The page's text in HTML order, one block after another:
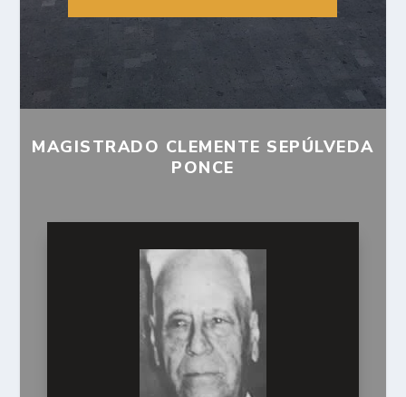
MAGISTRADO CLEMENTE SEPÚLVEDA
PONCE